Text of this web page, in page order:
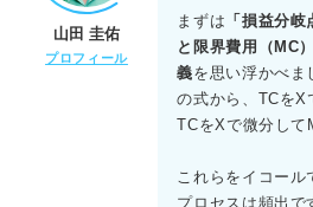
んで整理すると、2X^2-4X-18/X=0
導かれる。両辺を2で割り、X^3-
が求められる。したがって、損益分
山田 圭佑
プロフィール
まずは 「損益分
と限界費用（MC
義を思い浮かべま
の式から、TCをX
TCをXで微分して
これらをイコール
プロセスは頻出で